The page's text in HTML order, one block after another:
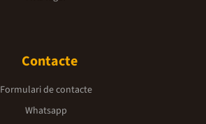
Contacte
Formulari de contacte
Whatsapp